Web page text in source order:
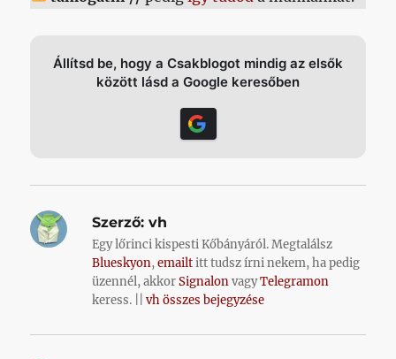
Állítsd be, hogy a Csakblogot mindig az elsők
között lásd a Google keresőben
Szerző: vh
Egy lőrinci kispesti Kőbányáról. Megtalálsz
Blueskyon,emailtitt tudsz írni nekem, ha pedig
üzennél, akkorSignalonvagyTelegramon
keress. ||vh összes bejegyzése